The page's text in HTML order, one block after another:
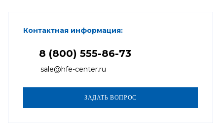
Контактная информация:
8 (800) 555-86-73
sale@hfe-center.ru